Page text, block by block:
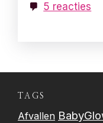
5 reacties
TAGS
Afvallen